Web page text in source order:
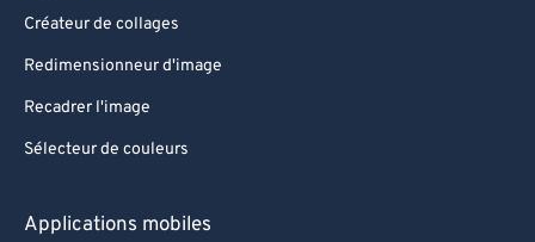
Créateur de collages
Redimensionneur d'image
Recadrer l'image
Sélecteur de couleurs
Applications mobiles